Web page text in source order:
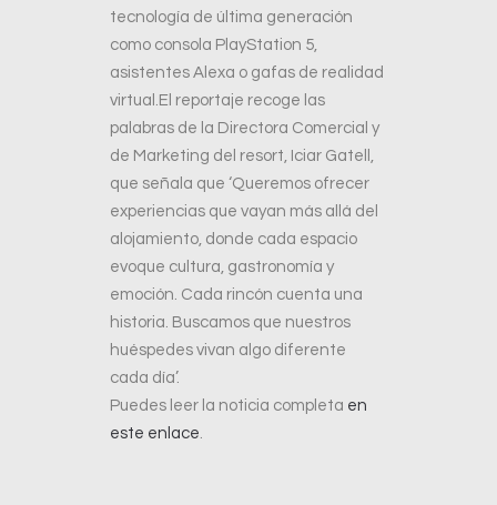
tecnología de última generación
como consola PlayStation 5,
asistentes Alexa o gafas de realidad
virtual.El reportaje recoge las
palabras de la Directora Comercial y
de Marketing del resort, Iciar Gatell,
que señala que ‘Queremos ofrecer
experiencias que vayan más allá del
alojamiento, donde cada espacio
evoque cultura, gastronomía y
emoción. Cada rincón cuenta una
historia. Buscamos que nuestros
huéspedes vivan algo diferente
cada día’.
Puedes leer la noticia completa en
este enlace.